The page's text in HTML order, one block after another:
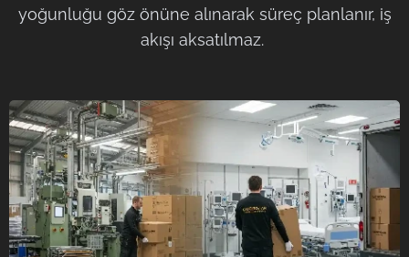
yoğunluğu göz önüne alınarak süreç planlanır, iş
akışı aksatılmaz.